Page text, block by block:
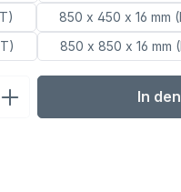
850 x 450 x 16 mm
850 x 850 x 16 mm
den In